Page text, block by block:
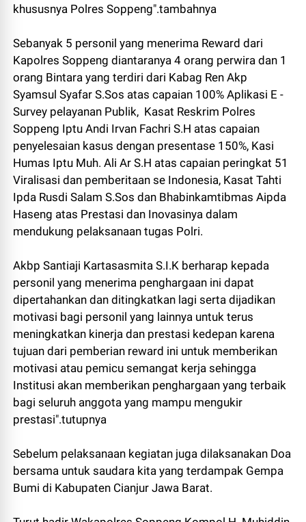
khususnya Polres Soppeng".tambahnya
Sebanyak 5 personil yang menerima Reward dari
Kapolres Soppeng diantaranya 4 orang perwira dan 1
orang Bintara yang terdiri dari Kabag Ren Akp
Syamsul Syafar S.Sos atas capaian 100% Aplikasi E -
Survey pelayanan Publik, Kasat Reskrim Polres
Soppeng Iptu Andi Irvan Fachri S.H atas capaian
penyelesaian kasus dengan presentase 150%, Kasi
Humas Iptu Muh. Ali Ar S.H atas capaian peringkat 51
Viralisasi dan pemberitaan se Indonesia, Kasat Tahti
Ipda Rusdi Salam S.Sos dan Bhabinkamtibmas Aipda
Haseng atas Prestasi dan Inovasinya dalam
mendukung pelaksanaan tugas Polri.
Akbp Santiaji Kartasasmita S.I.K berharap kepada
personil yang menerima penghargaan ini dapat
dipertahankan dan ditingkatkan lagi serta dijadikan
motivasi bagi personil yang lainnya untuk terus
meningkatkan kinerja dan prestasi kedepan karena
tujuan dari pemberian reward ini untuk memberikan
motivasi atau pemicu semangat kerja sehingga
Institusi akan memberikan penghargaan yang terbaik
bagi seluruh anggota yang mampu mengukir
prestasi".tutupnya
Sebelum pelaksanaan kegiatan juga dilaksanakan Doa
bersama untuk saudara kita yang terdampak Gempa
Bumi di Kabupaten Cianjur Jawa Barat.